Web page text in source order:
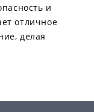
и
отличное
делая